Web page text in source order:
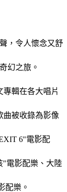
，令人懷念又舒
幻之旅。
專輯在各大唱片
曲被收錄為影像
6"電影配
"電影配樂、大陸
配樂。